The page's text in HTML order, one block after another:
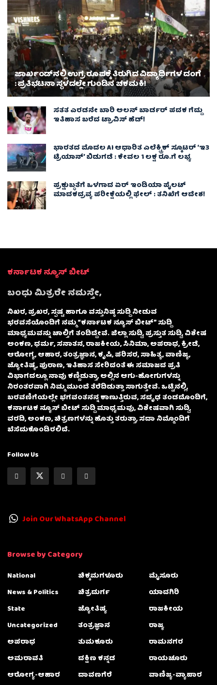
ಜಾರ್ಖಂಡ್‌ನಲ್ಲಿ ಉಗ್ರ ರೂಪಕ್ಕೆ ತಿರುಗಿದ ವಿದ್ಯಾರ್ಥಿಗಳ ದಂಗೆ
: ಪ್ರತಿಭಟನಾ ಸ್ಥಳದಲ್ಲೇ ಗುಂಡಿನ ಚಕಮಕಿ!
ಸತತ ಎರಡನೇ ಬಾರಿ ಅಲನ್ ಬಾರ್ಡರ್ ಪದಕ ಗೆದ್ದು
ಇತಿಹಾಸ ಬರೆದ ಟ್ರಾವಿಸ್ ಹೆಡ್!
ಭಾರತದ ಮೊದಲ AI ಆಧಾರಿತ ಎಲೆಕ್ಟ್ರಿಕ್ ಸ್ಕೂಟರ್ ‘ಇ3
ಟ್ರಿಯಾನ್’ ಬಿಡುಗಡೆ : ಕೇವಲ 1 ಲಕ್ಷ ರೂ.ಗೆ ಲಭ್ಯ
ಪ್ರಕ್ಷುಬ್ಧತೆಗೆ ಒಳಗಾದ ಏರ್ ಇಂಡಿಯಾ ಪೈಲಟ್
ಮಾದಕದ್ರವ್ಯ ಪರೀಕ್ಷೆಯಲ್ಲಿ ಫೇಲ್ : ತನಿಖೆಗೆ ಆದೇಶ!
ಕರ್ನಾಟಕ ನ್ಯೂಸ್ ಬೀಟ್
ಬಂಧು ಮಿತ್ರರೇ ನಮಸ್ತೇ,
ನಿಖರ, ಪ್ರಖರ, ಸ್ಪಷ್ಟ ಹಾಗೂ ವಸ್ತುನಿಷ್ಠ ಸುದ್ದಿ ನೀಡುವ
ಭರವಸೆಯೊಂದಿಗೆ ನಮ್ಮ “ಕರ್ನಾಟಕ ನ್ಯೂಸ್ ಬೀಟ್” ಸುದ್ದಿ
ಮಾಧ್ಯಮವನ್ನು ಚಾಲ್ತಿಗೆ ತಂದಿದ್ದೇವೆ. ಜಿಲ್ಲಾ ಸುದ್ದಿ, ಪ್ರಸ್ತುತ ಸುದ್ದಿ, ವಿಶೇಷ
ಅಂಕಣ, ಧರ್ಮ, ಸನಾತನ, ರಾಜಕೀಯ, ಸಿನಿಮಾ, ಅಪರಾಧ, ಕ್ರೀಡೆ,
ಆರೋಗ್ಯ, ಆಹಾರ, ತಂತ್ರಜ್ಞಾನ, ಕೃಷಿ, ಪರಿಸರ, ಸಾಹಿತ್ಯ, ವಾಣಿಜ್ಯ,
ಜ್ಯೋತಿಷ್ಯ, ಪುರಾಣ, ಇತಿಹಾಸ ಸೇರಿದಂತೆ ಈ ಸಮಾಜದ ಪ್ರತಿ
ವಿಭಾಗದಲ್ಲೂ ನಾವು ಕಣ್ಣಿಡುತ್ತಾ, ಅಲ್ಲಿನ ಆಗು-ಹೋಗುಗಳನ್ನು
ನಿರಂತರವಾಗಿ ನಿಮ್ಮ ಮುಂದೆ ತೆರೆದಿಡುತ್ತಾ ಸಾಗುತ್ತೇವೆ. ಒಟ್ಟಿನಲ್ಲಿ,
ಬರವಣಿಗೆಯಲ್ಲೇ ಭಗವಂತನನ್ನ ಕಾಣುತ್ತಿರುವ, ಸದೃಢ ತಂಡದೊಂದಿಗೆ,
ಕರ್ನಾಟಕ ನ್ಯೂಸ್ ಬೀಟ್ ಸುದ್ದಿ ಮಾಧ್ಯಮವು, ವಿಶೇಷವಾಗಿ ಸುದ್ದಿ,
ವರದಿ, ಅಂಕಣ, ಚಿತ್ರಣಗಳನ್ನು ಹೊತ್ತು ತರುತ್ತಾ, ಸದಾ ನಿಮ್ಮೊಂದಿಗೆ
ಬೆಸೆದುಕೊಂಡಿರಲಿದೆ.
Follow Us
Join Our WhatsApp Channel
Browse by Category
National
News & Politics
State
Uncategorized
ಅಪರಾಧ
ಅಮರಾವತಿ
ಆರೋಗ್ಯ-ಆಹಾರ
ಚಿಕ್ಕಮಗಳೂರು
ಚಿತ್ರದುರ್ಗ
ಜ್ಯೋತಿಷ್ಯ
ತಂತ್ರಜ್ಞಾನ
ತುಮಕೂರು
ದಕ್ಷಿಣ ಕನ್ನಡ
ದಾವಣಗೆರೆ
ಮೈಸೂರು
ಯಾದಗಿರಿ
ರಾಜಕೀಯ
ರಾಜ್ಯ
ರಾಮನಗರ
ರಾಯಚೂರು
ವಾಣಿಜ್ಯ-ವ್ಯಾಪಾರ